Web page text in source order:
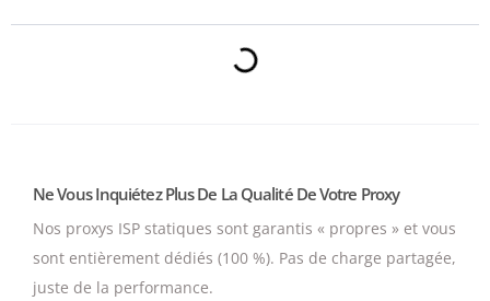
Ne Vous Inquiétez Plus De La Qualité De Votre Proxy
Nos proxys ISP statiques sont garantis « propres » et vous
sont entièrement dédiés (100 %). Pas de charge partagée,
juste de la performance.